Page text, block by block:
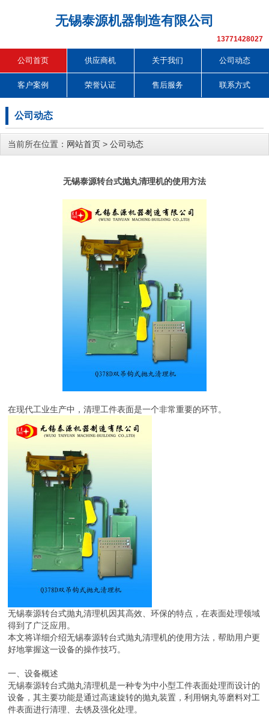
无锡泰源机器制造有限公司
13771428027
公司首页 供应商机 关于我们 公司动态
客户案例 荣誉认证 售后服务 联系方式
公司动态
当前所在位置： 网站首页 > 公司动态
无锡泰源转台式抛丸清理机的使用方法
在现代工业生产中，清理工件表面是一个非常重要的环节。
无锡泰源转台式抛丸清理机因其高效、环保的特点，在表面处理领域
得到了广泛应用。
本文将详细介绍无锡泰源转台式抛丸清理机的使用方法，帮助用户更
好地掌握这一设备的操作技巧。
一、设备概述
无锡泰源转台式抛丸清理机是一种专为中小型工件表面处理而设计的
设备，其主要功能是通过高速旋转的抛丸装置，利用钢丸等磨料对工
件表面进行清理、去锈及强化处理。